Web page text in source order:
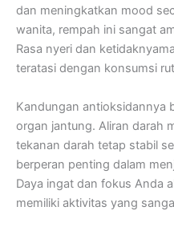
dan meningkatkan mood
wanita, rempah ini sangat
Rasa nyeri dan
teratasi dengan konsumsi
Kandungan antioksidannya
organ jantung. Aliran darah
tekanan darah tetap stabil
berperan penting dalam
Daya ingat dan fokus Anda
memiliki aktivitas yang